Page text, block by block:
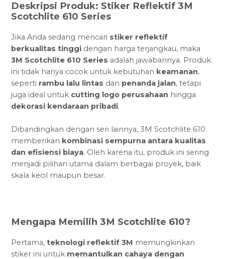
Deskripsi Produk: Stiker Reflektif 3M
Scotchlite 610 Series
Jika Anda sedang mencari stiker reflektif
berkualitas tinggi dengan harga terjangkau, maka
3M Scotchlite 610 Series adalah jawabannya. Produk
ini tidak hanya cocok untuk kebutuhan keamanan,
seperti rambu lalu lintas dan penanda jalan, tetapi
juga ideal untuk cutting logo perusahaan hingga
dekorasi kendaraan pribadi.
Dibandingkan dengan seri lainnya, 3M Scotchlite 610
memberikan kombinasi sempurna antara kualitas
dan efisiensi biaya. Oleh karena itu, produk ini sering
menjadi pilihan utama dalam berbagai proyek, baik
skala kecil maupun besar.
Mengapa Memilih 3M Scotchlite 610?
Pertama,teknologi reflektif 3M memungkinkan
stiker ini untuk memantulkan cahaya dengan